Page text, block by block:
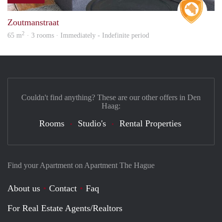
Zoutmanstraat
65 m2 · 3 rooms · Immediately - Indefinite period
Find your Apartment on Apartment The Hague
About us Contact
Faq
For Real Estate Agents/Realtors
Couldn't find anything? These are our other offers in Den
Haag:
Rooms Studio's Rental Properties